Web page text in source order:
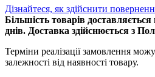
Дізнайтеся, як здійснити
Більшість товарів
днів. Доставка здійснюється з
Терміни реалізації замовлення
залежності від наявності товару.